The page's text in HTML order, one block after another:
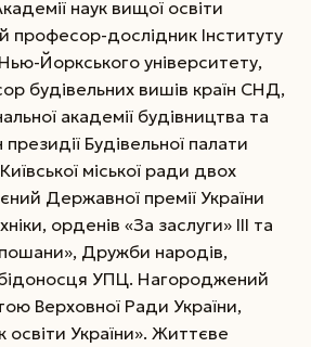
наук вищої освіти
професор-дослідник Інституту
Йоркського університету,
будівельних вишів країн СНД,
академії будівництва та
Будівельної палати
міської ради двох
Державної премії України
орденів «За заслуги» ІІІ та
пошани», Дружби народів,
УПЦ. Нагороджений
Верховної Ради України,
освіти України». Життєве